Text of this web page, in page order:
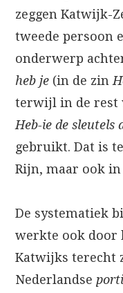
zeggen Katwijk-
tweede persoon
onderwerp
heb je (in de zin
terwijl in de rest
Heb-ie de sleutels
gebruikt. Dat is
Rijn, maar ook
De systematiek
werkte ook door
Katwijks terecht
Nederlandse